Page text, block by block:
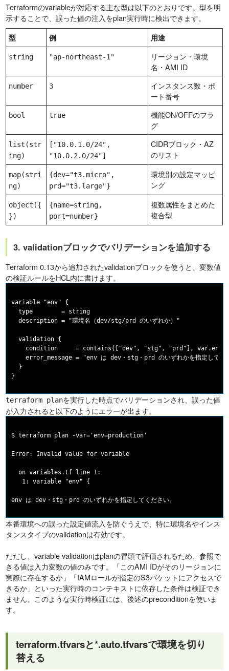
Terraformのvariableが対応する主な型は以下のとおりです。型を明
示することで、誤った値の注入をplan実行時に検出できます。
型 例 用途
string "ap-northeast-1"
リージョン・環境
名・AMI ID
number 3
インスタンス数・ポ
ート番号
bool true
機能ON/OFFのフラ
グ
list(str
ing)
["10.0.1.0/24",
"10.0.2.0/24"]
CIDRブロック・AZ
のリスト
map(stri
ng)
{dev="t3.micro",
prd="t3.large"}
環境別の設定マッピ
ング
object({
})
{name=string,
port=number}
複数属性をまとめた
複合型
3. validationブロックでバリデーションを追加する
Terraform 0.13から追加されたvalidationブロックを使うと、変数値
の検証ルールをHCL内に書けます。
variable "env" {
  type        = string
  description = "環境名（dev/stg/prd のいずれか）"
  validation {
    condition     = contains(["dev", "stg", "prd"], var.env)
error_message = "env は dev・stg・prd のいずれかを指定してく
  }
terraform planを実行した時点でバリデーションされ、誤った値
が入力されると以下のようにエラーが出ます。
$ terraform plan -var='env=production'
Error: Invalid value for variable
  on variables.tf line 1:
   1: variable "env" {
本番環境への誤った設定値流入を防ぐうえで、特に環境名やインス
タンスタイプのvalidationは有効です。
ただし、variable validationはplanの冒頭で評価されるため、参照で
きる値は入力変数の値のみです。「このAMI IDがそのリージョンに
実際に存在するか」「IAMロールが指定のS3バケットにアクセスで
きるか」といった実行時のコンテキストに依存した条件は検証でき
ません。このような実行時検証には、後述のpreconditionを使いま
す。
terraform.tfvarsと*.auto.tfvarsで環境を切り
替える